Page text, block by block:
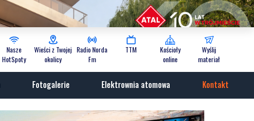
Nasze
HotSpoty
Wieści z Twojej
okolicy
Radio Norda
Fm
TTM
Kościoły
online
Wyślij
materiał
Fotogalerie Elektrownia atomowa Kontakt